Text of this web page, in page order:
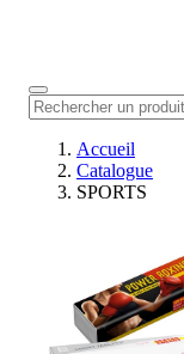
Accueil
Catalogue
SPORTS